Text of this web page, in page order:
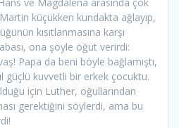
küçükken kundakta ağlayıp,
kısıtlanmasına karşı
ona şöyle öğüt verirdi:
Papa da beni böyle bağlamıştı,
güçlü kuvvetli bir erkek çocuktu.
için Luther, oğullarından
gerektiğini söylerdi, ama bu